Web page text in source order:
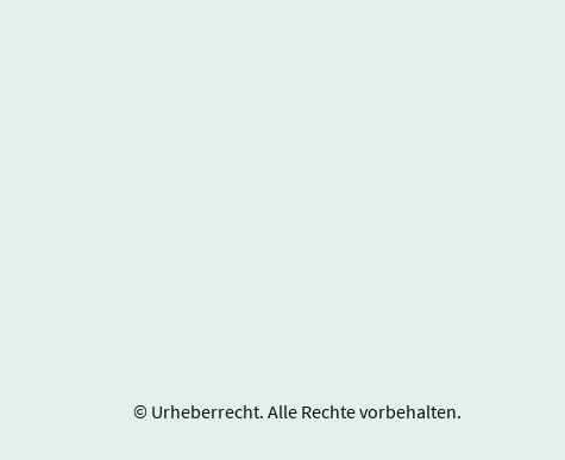
© Urheberrecht. Alle Rechte vorbehalten.